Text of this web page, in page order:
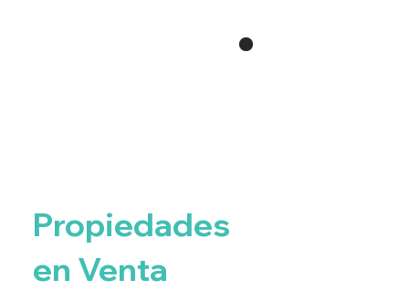
Propiedades
en Venta